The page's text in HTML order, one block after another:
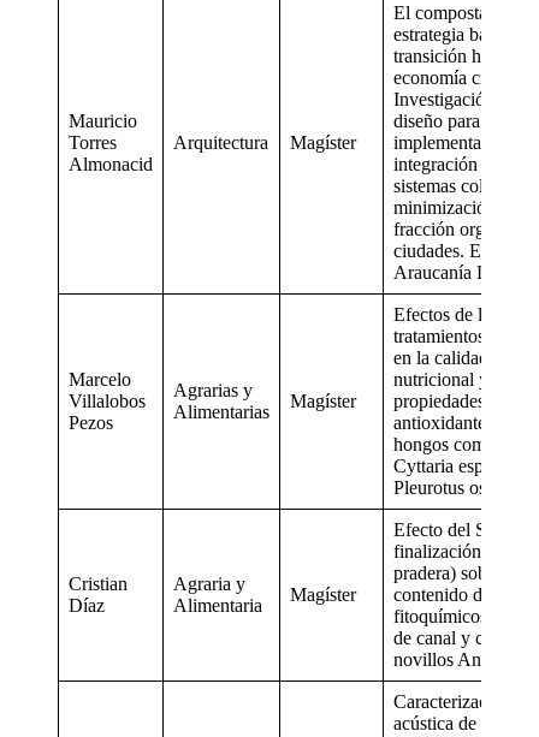
Mauricio
Torres
Almonacid
Arquitectura Magíster
El compostaje
estrategia base
transición hacia
economía circular:
Investigación vía
diseño para la
implementación e
integración de
sistemas
minimización de la
fracción orgánica
ciudades. El caso
Araucanía
Marcelo
Villalobos
Pezos
Agrarias y
Alimentarias
Magíster
Efectos de los
tratamientos de
en la calidad
nutricional y
propiedades
antioxidantes de
hongos
Cyttaria espinosae
Pleurotus ostreatus.
Cristian
Díaz
Agraria y
Alimentaria
Magíster
Efecto del Sistema
finalización (corral
pradera) sobre el
contenido de
fitoquímicos y
de canal y carne en
novillos Angus.
Caracterización
acústica de la